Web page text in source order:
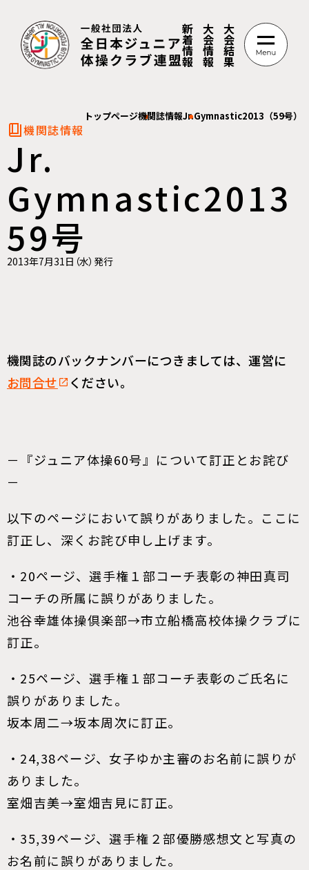
新
着
情
報
大
会
情
報
大
会
結
果
トップページ機関誌情報Jr.Gymnastic2013（59号）
機関誌情報
Jr.
Gymnastic2013
59号
2013年7月31日（水）発行
機関誌のバックナンバーにつきましては、運営に
お問合せ
ください。
－『ジュニア体操60号』について訂正とお詫び
－
以下のページにおいて誤りがありました。ここに
訂正し、深くお詫び申し上げます。
・20ページ、選手権１部コーチ表彰の神田真司
コーチの所属に誤りがありました。
池谷幸雄体操倶楽部→市立船橋高校体操クラブに
訂正。
・25ページ、選手権１部コーチ表彰のご氏名に
誤りがありました。
坂本周二→坂本周次に訂正。
・24,38ページ、女子ゆか主審のお名前に誤りが
ありました。
室畑吉美→室畑吉見に訂正。
・35,39ページ、選手権２部優勝感想文と写真の
お名前に誤りがありました。